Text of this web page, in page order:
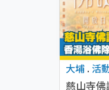
大埔 . 活
慈山寺